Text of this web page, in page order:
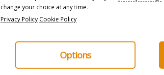
ЖИТЕЛИ СРЕЩУ
2026 Г. И ИЗМАМИ
Хамам в Истанбул: цени,
измами, които да
да знаете, преди да
баня в Истанбул.
change your choice at any time.
Privacy Policy Cookie Policy
Options